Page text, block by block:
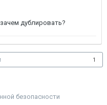
дублировать?
1
безопасности